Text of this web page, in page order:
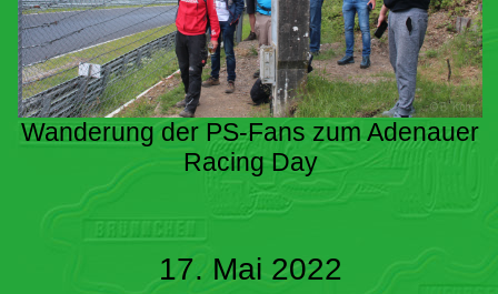
Wanderung der PS-Fans zum Adenauer
Racing Day
17. Mai 2022